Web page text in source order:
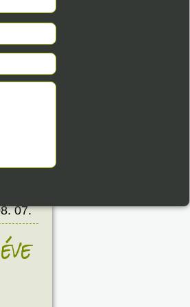
07.
éve